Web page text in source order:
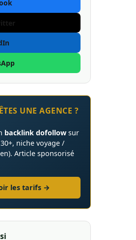
UNE AGENCE ?
backlink dofollow sur
niche voyage /
Article sponsorisé
les tarifs →